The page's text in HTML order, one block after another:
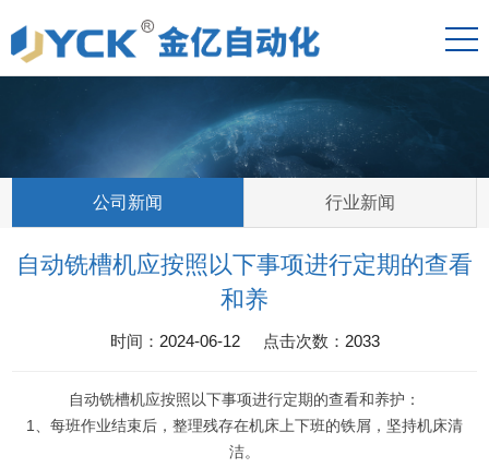
公司新闻 行业新闻
自动铣槽机应按照以下事项进行定期的查看
和养
时间： 2024-06-12 点击次数： 2033
自动铣槽机应按照以下事项进行定期的查看和养护：
1、每班作业结束后，整理残存在机床上下班的铁屑，坚持机床清
洁。